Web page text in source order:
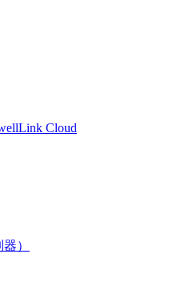
Cloud
）